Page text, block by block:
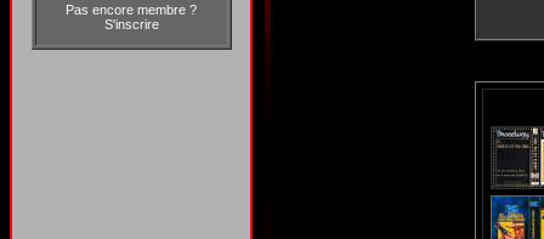
Pas encore membre ?
S'inscrire